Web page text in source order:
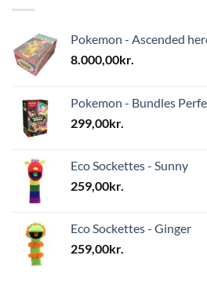
Pokemon - Ascended
8.000,00kr.
Pokemon - Bundles
299,00kr.
Eco Sockettes - Sunny
259,00kr.
Eco Sockettes - Ginger
259,00kr.